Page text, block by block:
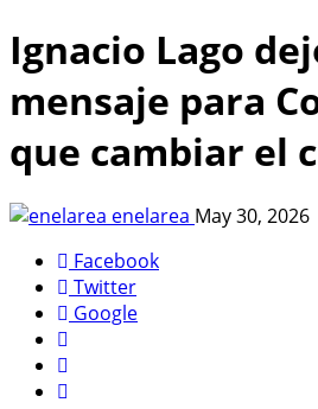
Ignacio Lago
mensaje para
que cambiar el
enelarea May 30, 2026
Facebook
Twitter
Google